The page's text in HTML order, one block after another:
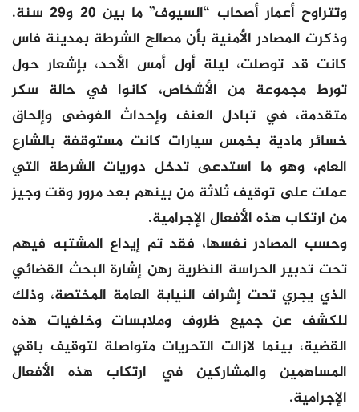
وتتراوح أعمار أصحاب “السيوف” ما بين 20 و29 سنة.
وذكرت المصادر الأمنية بأن مصالح الشرطة بمدينة فاس
كانت قد توصلت، ليلة أول أمس الأحد، بإشعار حول
تورط مجموعة من الأشخاص، كانوا في حالة سكر
متقدمة، في تبادل العنف وإحداث الفوضى وإلحاق
خسائر مادية بخمس سيارات كانت مستوقفة بالشارع
العام، وهو ما استدعى تدخل دوريات الشرطة التي
عملت على توقيف ثلاثة من بينهم بعد مرور وقت وجيز
من ارتكاب هذه الأفعال الإجرامية.
وحسب المصادر نفسها، فقد تم إيداع المشتبه فيهم
تحت تدبير الحراسة النظرية رهن إشارة البحث القضائي
الذي يجري تحت إشراف النيابة العامة المختصة، وذلك
للكشف عن جميع ظروف وملابسات وخلفيات هذه
القضية، بينما لازالت التحريات متواصلة لتوقيف باقي
المساهمين والمشاركين في ارتكاب هذه الأفعال
الإجرامية.